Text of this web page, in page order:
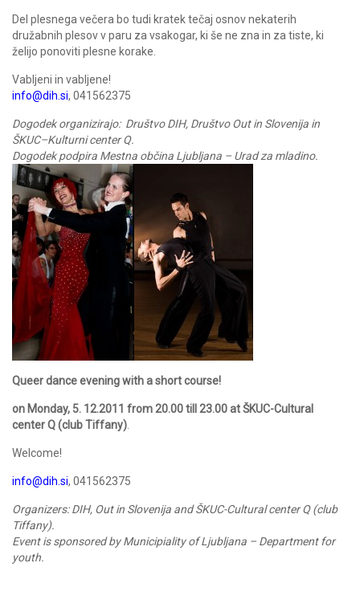
Del plesnega večera bo tudi kratek tečaj osnov nekaterih
družabnih plesov v paru za vsakogar, ki še ne zna in za tiste, ki
želijo ponoviti plesne korake.
Vabljeni in vabljene!
info@dih.si, 041562375
Dogodek organizirajo: Društvo DIH, Društvo Out in Slovenija in
ŠKUC–Kulturni center Q.
Dogodek podpira Mestna občina Ljubljana – Urad za mladino.
Queer dance evening with a short course!
on Monday, 5. 12.2011 from 20.00 till 23.00 at ŠKUC-Cultural
center Q (club Tiffany)
Welcome!
info@dih.si, 041562375
Organizers: DIH, Out in Slovenija and ŠKUC-Cultural center Q (club
Tiffany).
Event is sponsored by Municipiality of Ljubljana – Department for
youth.